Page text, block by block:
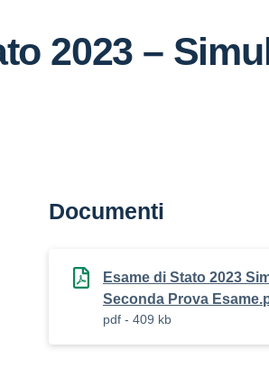
2023 –
Documenti
Esame di Stato 2023
Seconda Prova
pdf - 409 kb